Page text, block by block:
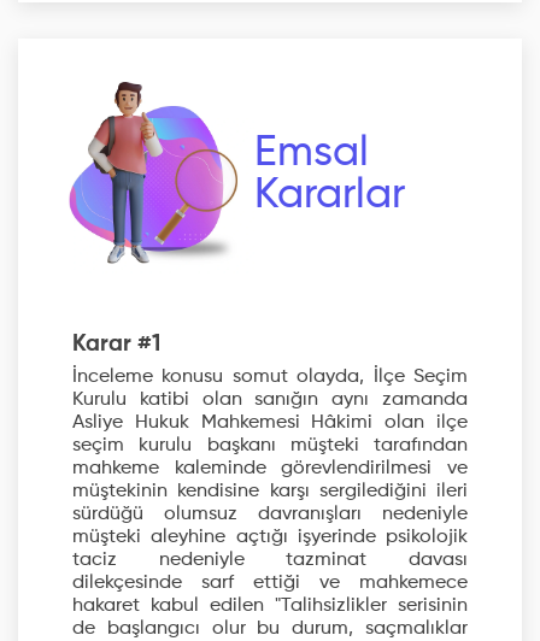
Emsal
Kararlar
Karar #1
İnceleme konusu somut olayda, İlçe Seçim
Kurulu katibi olan sanığın aynı zamanda
Asliye Hukuk Mahkemesi Hâkimi olan ilçe
seçim kurulu başkanı müşteki tarafından
mahkeme kaleminde görevlendirilmesi ve
müştekinin kendisine karşı sergilediğini ileri
sürdüğü olumsuz davranışları nedeniyle
müşteki aleyhine açtığı işyerinde psikolojik
taciz nedeniyle tazminat davası
dilekçesinde sarf ettiği ve mahkemece
hakaret kabul edilen "Talihsizlikler serisinin
de başlangıcı olur bu durum, saçmalıklar